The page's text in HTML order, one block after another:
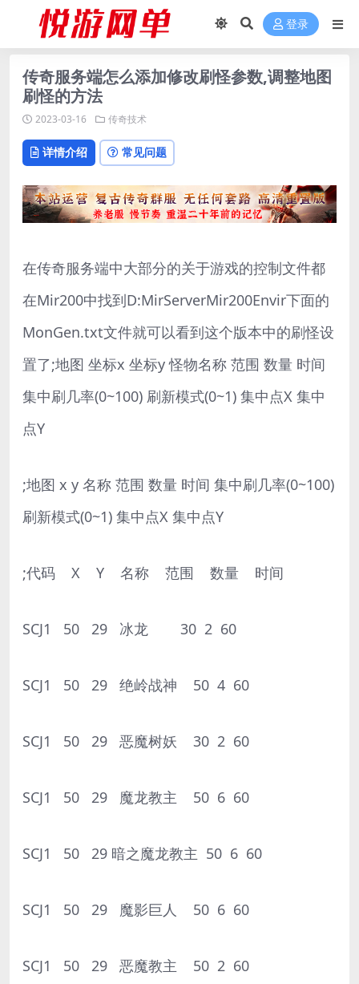
登录
传奇服务端怎么添加修改刷怪参数,调整地图
刷怪的方法
2023-03-16 传奇技术
详情介绍 常见问题
在传奇服务端中大部分的关于游戏的控制文件都
在Mir200中找到D:MirServerMir200Envir下面的
MonGen.txt文件就可以看到这个版本中的刷怪设
置了;地图 坐标x 坐标y 怪物名称 范围 数量 时间
集中刷几率(0~100) 刷新模式(0~1) 集中点X 集中
点Y
;地图 x y 名称 范围 数量 时间 集中刷几率(0~100)
刷新模式(0~1) 集中点X 集中点Y
;代码 X Y 名称 范围 数量 时间
SCJ1 50 29 冰龙 30 2 60
SCJ1 50 29 绝岭战神 50 4 60
SCJ1 50 29 恶魔树妖 30 2 60
SCJ1 50 29 魔龙教主 50 6 60
SCJ1 50 29 暗之魔龙教主 50 6 60
SCJ1 50 29 魔影巨人 50 6 60
SCJ1 50 29 恶魔教主 50 2 60